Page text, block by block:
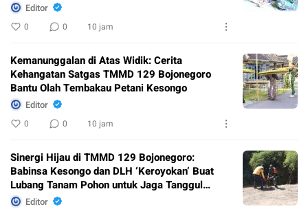
Editor
0 0 10 jam
Kemanunggalan di Atas Widik: Cerita
Kehangatan Satgas TMMD 129 Bojonegoro
Bantu Olah Tembakau Petani Kesongo
Editor
0 0 10 jam
Sinergi Hijau di TMMD 129 Bojonegoro:
Babinsa Kesongo dan DLH ‘Keroyokan’ Buat
Lubang Tanam Pohon untuk Jaga Tanggul
Sungai
Editor